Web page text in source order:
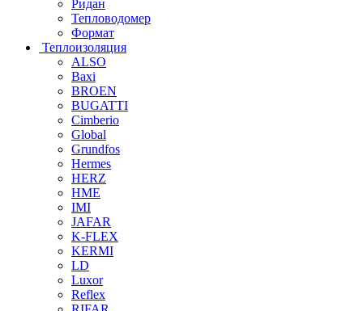
Ридан
Тепловодомер
Формат
Теплоизоляция
ALSO
Baxi
BROEN
BUGATTI
Cimberio
Global
Grundfos
Hermes
HERZ
HME
IMI
JAFAR
K-FLEX
KERMI
LD
Luxor
Reflex